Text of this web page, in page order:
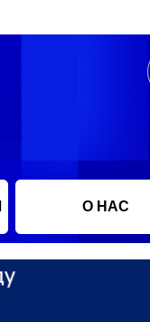
О НАС